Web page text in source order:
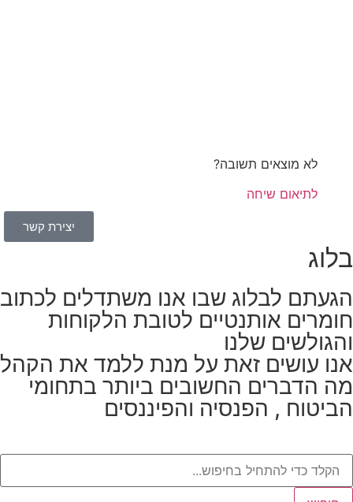
לא מוצאים תשובה?
לתיאום שיחה
יצירת קשר
בלוג
הגעתם לבלוג שבו אנו משתדלים לכתוב
חומרים אותנטיים לטובת הלקוחות
והגולשים שלנו
אנו עושים זאת על מנת ללמד את הקהל
מה הדברים החשובים ביותר בתחומי
הביטוח , הפנסיה והפיננסים